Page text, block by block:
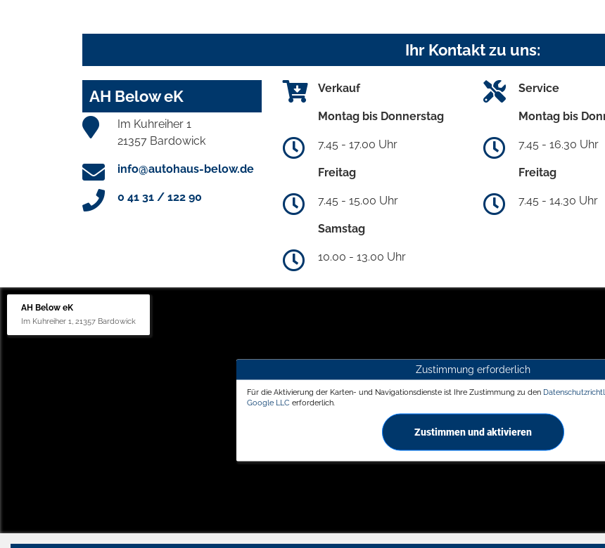
Ihr Kontakt zu uns:
AH Below eK
Im Kuhreiher 1
21357 Bardowick
info@autohaus-below.de
0 41 31 / 122 90
Verkauf
Montag bis Donnerstag
7.45 - 17.00 Uhr
Freitag
7.45 - 15.00 Uhr
Samstag
10.00 - 13.00 Uhr
Service
Montag bis
7.45 - 16.30 Uhr
Freitag
7.45 - 14.30 Uhr
AH Below eK
Im Kuhreiher 1, 21357 Bardowick
Zustimmung erforderlich
Für die Aktivierung der Karten- und Navigationsdienste ist Ihre Zustimmung zu den
Google LLC erforderlich.
Zustimmen und aktivieren